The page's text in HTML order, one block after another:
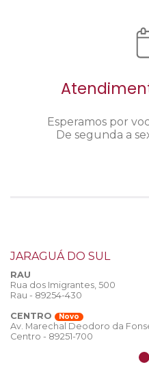
Esperamos por
De segunda a
JARAGUÁ DO SUL
RAU
Rua dos Imigrantes, 500
Rau - 89254-430
CENTRO
Novo
Av. Marechal Deodoro da
Centro - 89251-700